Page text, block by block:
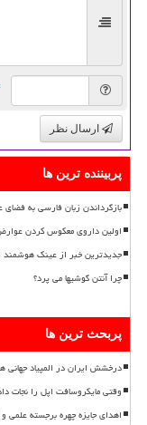
=
ارسال نظر
پربیننده ترین ها
بازگرداندن زبان فارسی به فضای
اولین داروی معکوس کردن
جدیدترین خبر از عینک هوشمند
چرا آنتن گوشیها می پرد؟
پربحث ترین ها
درخشش ایران در المپیاد
وقتی مایکروسافت اپل را نجات
اهدای جایزه چهره برجسته علمی